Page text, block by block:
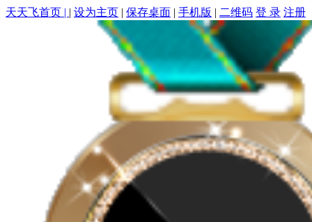
天天飞首页 | | 设为主页 | 保存桌面 | 手机版 | 二维码 登 录 注册